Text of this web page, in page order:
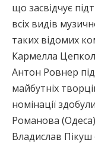
що засвідчує
всіх видів
таких відомих
Кармелла
Антон Ровнер
майбутніх
номінації
Романова
Владислав